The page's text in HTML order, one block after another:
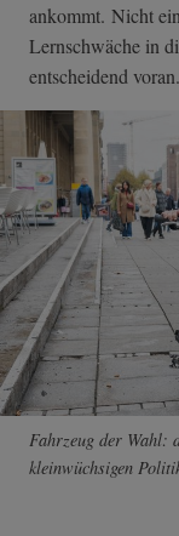
ankommt. Nicht
Lernschwäche in
entscheidend voran.
Fahrzeug der Wahl:
kleinwüchsigen